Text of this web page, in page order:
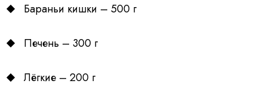
Бараньи кишки – 500 г
Печень – 300 г
Лёгкие – 200 г